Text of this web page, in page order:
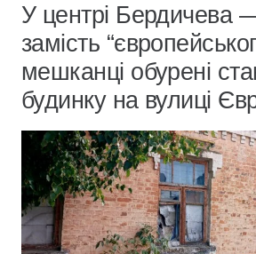
У центрі Бердичева
замість
мешканці обурені
будинку на вулиці